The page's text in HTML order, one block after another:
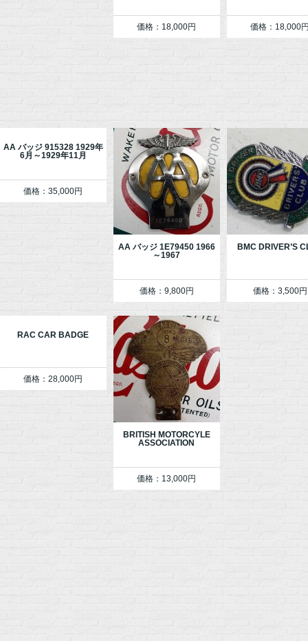
価格：18,000円 価格：18,000
AA バッジ 915328 1929年
6月～1929年11月
価格：35,000円
AA バッジ 1E79450 1966
～1967
価格：9,800円
BMC DRIVER’S
価格：3,500円
RAC CAR BADGE
価格：28,000円
BRITISH MOTORCYLE
ASSOCIATION
価格：13,000円